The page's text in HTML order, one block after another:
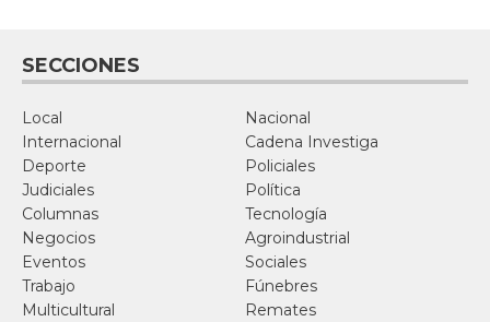
SECCIONES
Local
Nacional
Internacional
Cadena Investiga
Deporte
Policiales
Judiciales
Política
Columnas
Tecnología
Negocios
Agroindustrial
Eventos
Sociales
Trabajo
Fúnebres
Multicultural
Remates